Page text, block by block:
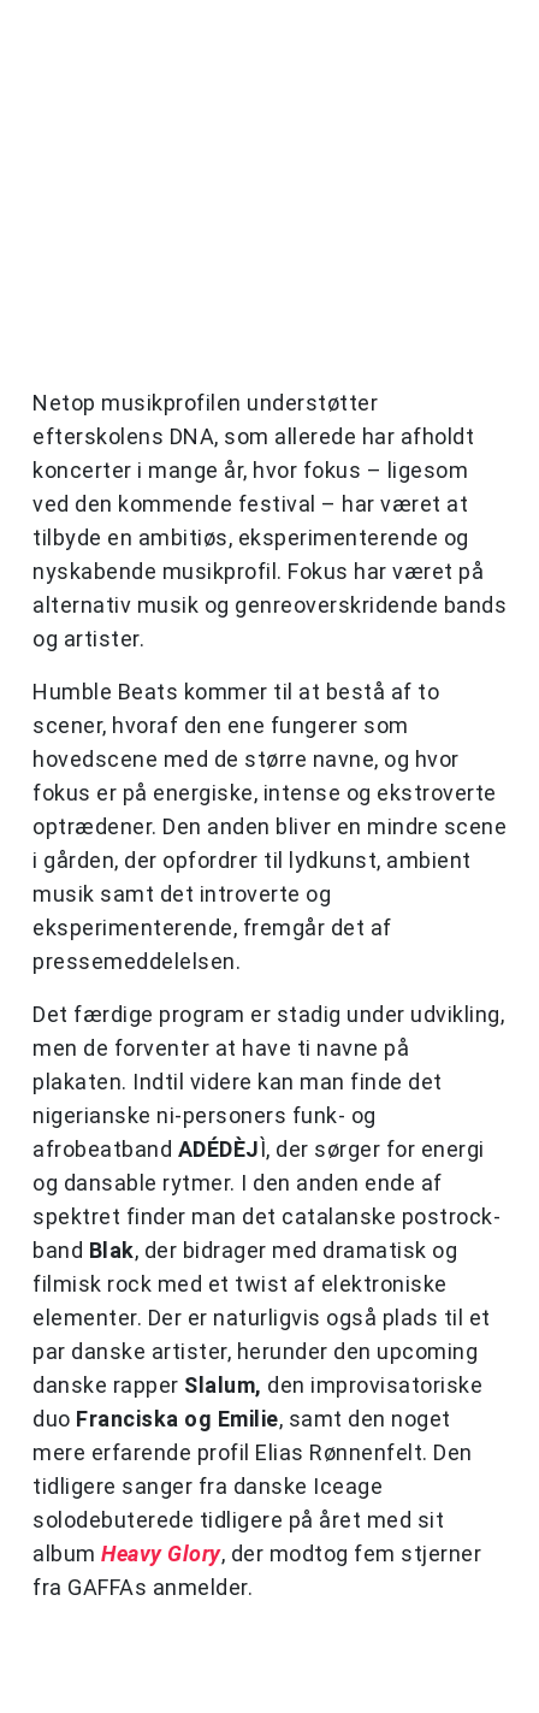
Netop musikprofilen understøtter
efterskolens DNA, som allerede har afholdt
koncerter i mange år, hvor fokus – ligesom
ved den kommende festival – har været at
tilbyde en ambitiøs, eksperimenterende og
nyskabende musikprofil. Fokus har været på
alternativ musik og genreoverskridende bands
og artister.
Humble Beats kommer til at bestå af to
scener, hvoraf den ene fungerer som
hovedscene med de større navne, og hvor
fokus er på energiske, intense og ekstroverte
optrædener. Den anden bliver en mindre scene
i gården, der opfordrer til lydkunst, ambient
musik samt det introverte og
eksperimenterende, fremgår det af
pressemeddelelsen.
Det færdige program er stadig under udvikling,
men de forventer at have ti navne på
plakaten. Indtil videre kan man finde det
nigerianske ni-personers funk- og
afrobeatband ADÉDÈJÌ, der sørger for energi
og dansable rytmer. I den anden ende af
spektret finder man det catalanske postrock-
band Blak, der bidrager med dramatisk og
filmisk rock med et twist af elektroniske
elementer. Der er naturligvis også plads til et
par danske artister, herunder den upcoming
danske rapper Slalum, den improvisatoriske
duo Franciska og Emilie, samt den noget
mere erfarende profil Elias Rønnenfelt. Den
tidligere sanger fra danske Iceage
solodebuterede tidligere på året med sit
album Heavy Glory, der modtog fem stjerner
fra GAFFAs anmelder.